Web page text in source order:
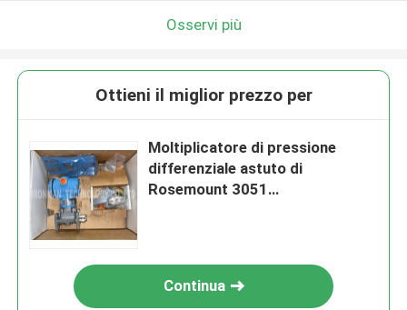
Osservi più
Ottieni il miglior prezzo per
Moltiplicatore di pressione
differenziale astuto di
Rosemount 3051
Continua